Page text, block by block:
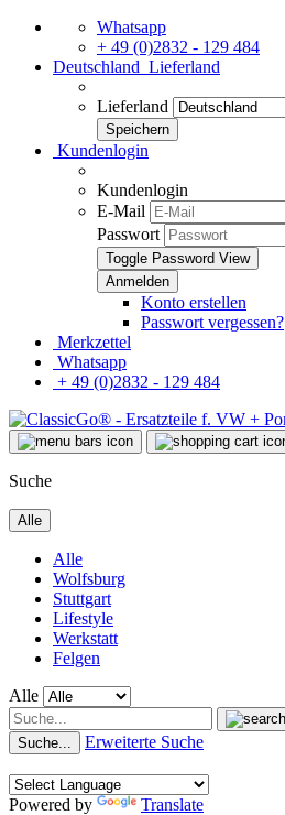
Whatsapp
+ 49 (0)2832 - 129 484
Deutschland Lieferland
Lieferland
Kundenlogin
Kundenlogin
E-Mail
Passwort
Toggle Password View
Konto erstellen
Passwort vergessen?
Merkzettel
Whatsapp
+ 49 (0)2832 - 129 484
Suche
Alle
Alle
Wolfsburg
Stuttgart
Lifestyle
Werkstatt
Felgen
Alle
Suche... Erweiterte Suche
Powered by
Translate